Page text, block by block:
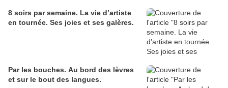
8 soirs par semaine. La vie d’artiste
en tournée. Ses joies et ses galères.
Par les bouches. Au bord des lèvres
et sur le bout des langues.